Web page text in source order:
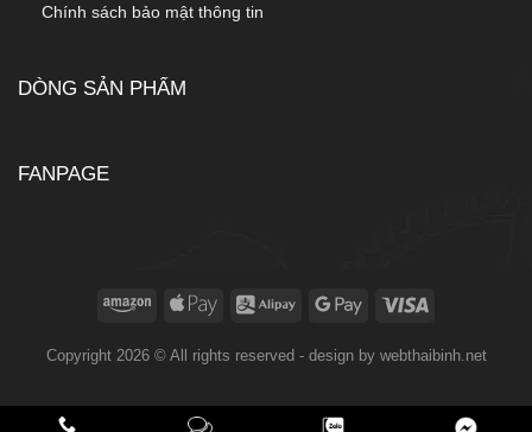
Chính sách bảo mật thông tin
DÒNG SẢN PHẨM
FANPAGE
Copyright 2026 © All rights reserved - design by webthaibinh.net